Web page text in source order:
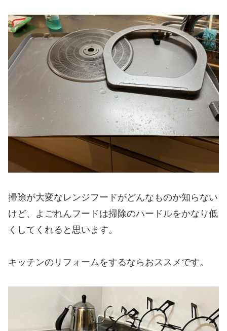
掃除が大変なレンジフードがどんなものか知らない
けど、よごれんフードは掃除のハードルをかなり低
くしてくれると思います。
キッチンのリフォームをするならおススメです。